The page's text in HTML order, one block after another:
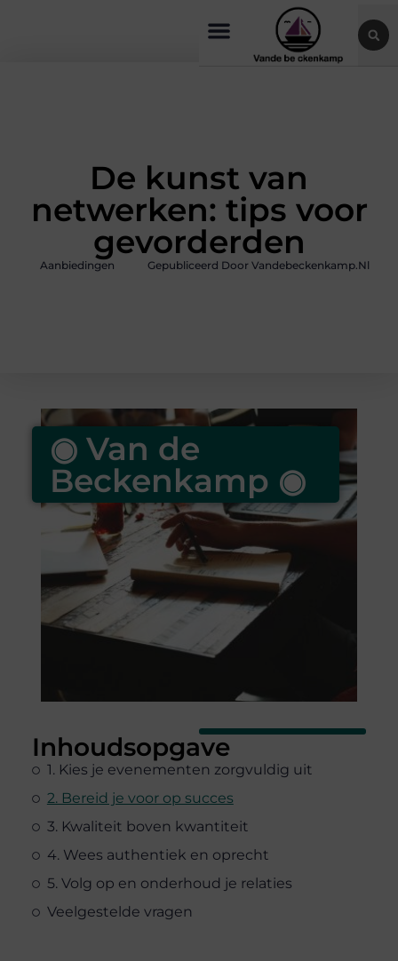
De kunst van
netwerken: tips voor
gevorderden
Aanbiedingen Gepubliceerd Door Vandebeckenkamp.nl
Inhoudsopgave
1. Kies je evenementen zorgvuldig uit
2. Bereid je voor op succes
3. Kwaliteit boven kwantiteit
4. Wees authentiek en oprecht
5. Volg op en onderhoud je relaties
Veelgestelde vragen
◉ Van de
Beckenkamp ◉